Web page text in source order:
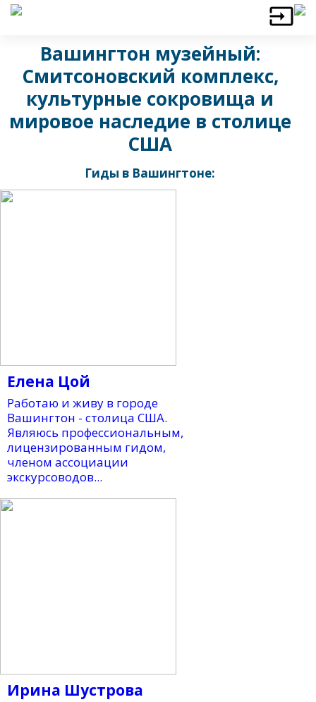
Вашингтон музейный:
Смитсоновский комплекс,
культурные сокровища и
мировое наследие в столице
США
Гиды в Вашингтоне:
Елена Цой
Работаю и живу в городе
Вашингтон - столица США.
Являюсь профессиональным,
лицензированным гидом,
членом ассоциации
экскурсоводов...
Ирина Шустрова